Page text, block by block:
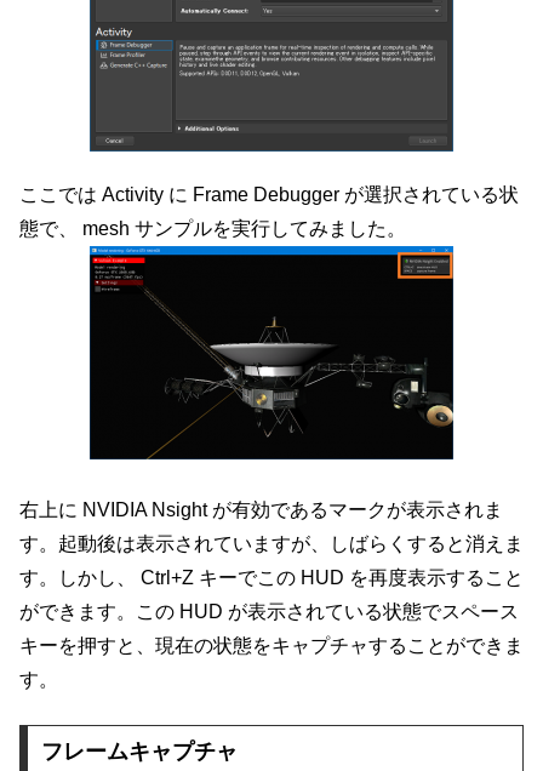
ここでは Activity に Frame Debugger が選択されている状
態で、 mesh サンプルを実行してみました。
右上に NVIDIA Nsight が有効であるマークが表示されま
す。起動後は表示されていますが、しばらくすると消えま
す。しかし、 Ctrl+Z キーでこの HUD を再度表示すること
ができます。この HUD が表示されている状態でスペース
キーを押すと、現在の状態をキャプチャすることができま
す。
フレームキャプチャ